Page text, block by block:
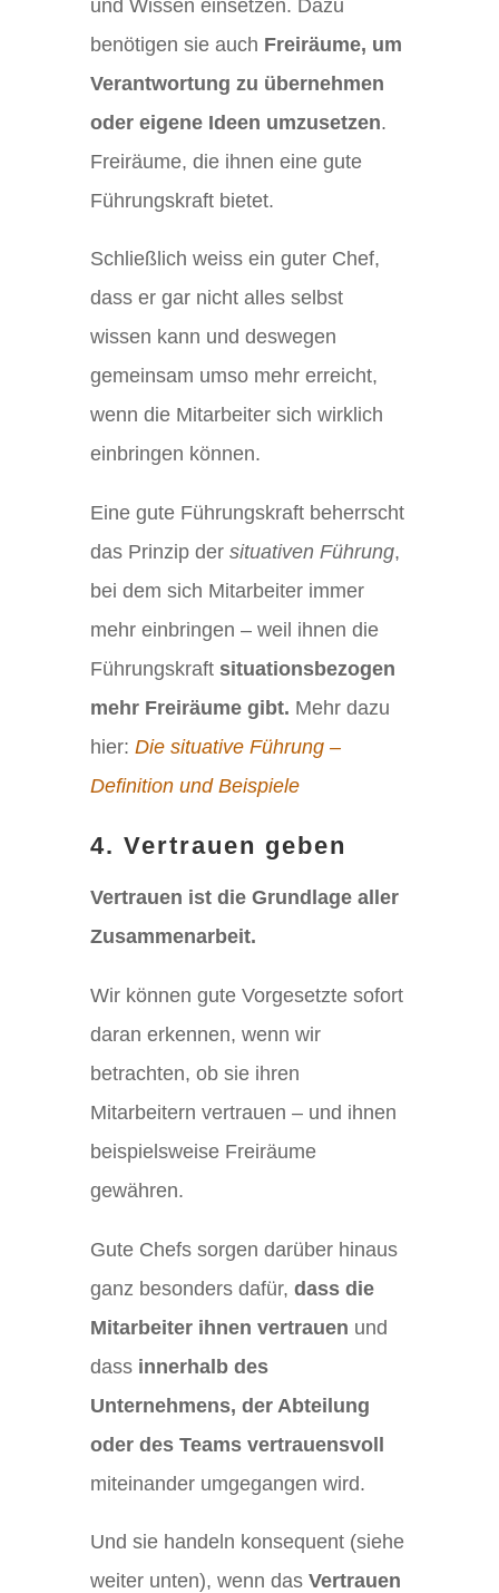
und Wissen einsetzen. Dazu
benötigen sie auch Freiräume, um
Verantwortung zu übernehmen
oder eigene Ideen umzusetzen.
Freiräume, die ihnen eine gute
Führungskraft bietet.
Schließlich weiss ein guter Chef,
dass er gar nicht alles selbst
wissen kann und deswegen
gemeinsam umso mehr erreicht,
wenn die Mitarbeiter sich wirklich
einbringen können.
Eine gute Führungskraft beherrscht
das Prinzip der situativen Führung,
bei dem sich Mitarbeiter immer
mehr einbringen – weil ihnen die
Führungskraftsituationsbezogen
mehr Freiräume gibt. Mehr dazu
hier: Die situative Führung –
Definition und Beispiele
4. Vertrauen geben
Vertrauen ist die Grundlage aller
Zusammenarbeit.
Wir können gute Vorgesetzte sofort
daran erkennen, wenn wir
betrachten, ob sie ihren
Mitarbeitern vertrauen – und ihnen
beispielsweise Freiräume
gewähren.
Gute Chefs sorgen darüber hinaus
ganz besonders dafür, dass die
Mitarbeiter ihnen vertrauen und
dass innerhalb des
Unternehmens, der Abteilung
oder des Teams vertrauensvoll
miteinander umgegangen wird.
Und sie handeln konsequent (siehe
weiter unten), wenn das Vertrauen